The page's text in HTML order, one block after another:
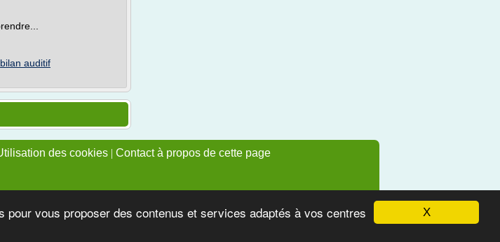
X
vous proposer des contenus et services adaptés à vos centres
bilan auditif
des cookies | Contact à propos de cette page